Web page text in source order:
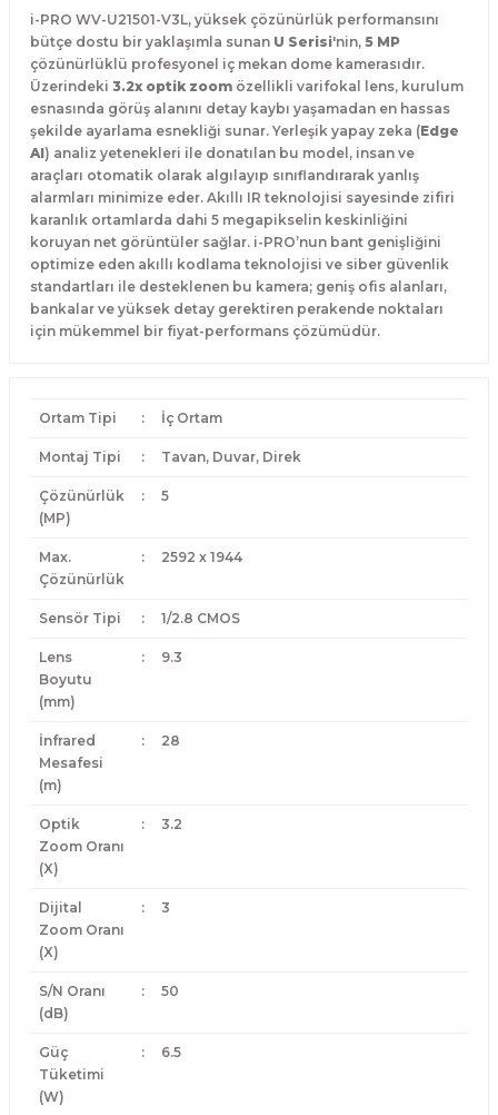
i-PRO WV-U21501-V3L, yüksek çözünürlük performansını
bütçe dostu bir yaklaşımla sunan U Serisi'nin, 5 MP
çözünürlüklü profesyonel iç mekan dome kamerasıdır.
Üzerindeki 3.2x optik zoom özellikli varifokal lens, kurulum
esnasında görüş alanını detay kaybı yaşamadan en hassas
şekilde ayarlama esnekliği sunar. Yerleşik yapay zeka (Edge
AI) analiz yetenekleri ile donatılan bu model, insan ve
araçları otomatik olarak algılayıp sınıflandırarak yanlış
alarmları minimize eder. Akıllı IR teknolojisi sayesinde zifiri
karanlık ortamlarda dahi 5 megapikselin keskinliğini
koruyan net görüntüler sağlar. i-PRO’nun bant genişliğini
optimize eden akıllı kodlama teknolojisi ve siber güvenlik
standartları ile desteklenen bu kamera; geniş ofis alanları,
bankalar ve yüksek detay gerektiren perakende noktaları
için mükemmel bir fiyat-performans çözümüdür.
Ortam Tipi : İç Ortam
Montaj Tipi : Tavan, Duvar, Direk
Çözünürlük
(MP)
: 5
Max.
Çözünürlük
: 2592 x 1944
Sensör Tipi : 1/2.8 CMOS
Lens
Boyutu
(mm)
: 9.3
İnfrared
Mesafesi
(m)
: 28
Optik
Zoom Oranı
(X)
: 3.2
Dijital
Zoom Oranı
(X)
: 3
S/N Oranı
(dB)
: 50
Güç
Tüketimi
(W)
: 6.5